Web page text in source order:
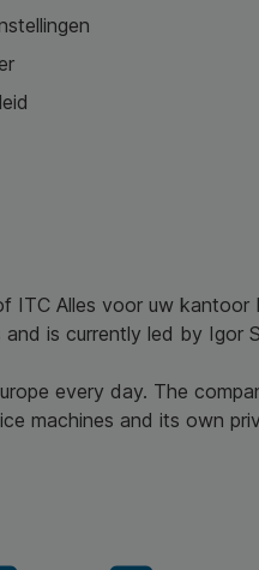
ITC Alles voor uw kantoor
is currently led by Igor
every day. The
machines and its own